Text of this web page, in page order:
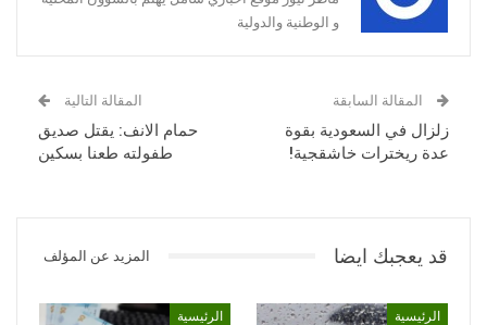
و الوطنية والدولية
المقالة السابقة
زلزال في السعودية بقوة
عدة ريخترات خاشقجية!
المقالة التالية
حمام الانف: يقتل صديق
طفولته طعنا بسكين
قد يعجبك ايضا المزيد عن المؤلف
الرئيسية الرئيسية